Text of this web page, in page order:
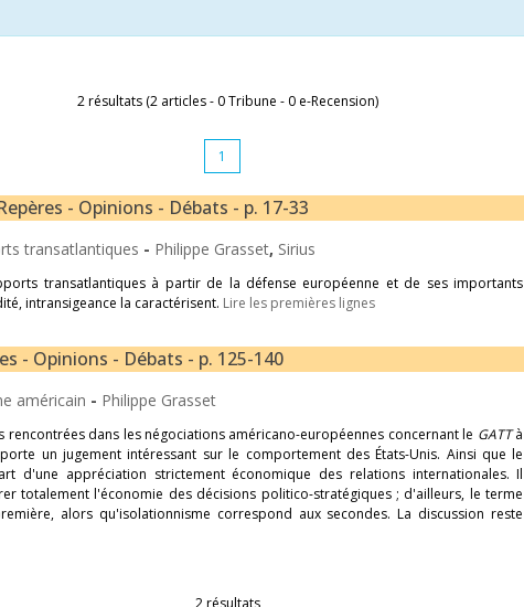
2 résultats (2 articles - 0 Tribune - 0 e-Recension)
1
- Opinions - Débats - p. 17-33
transatlantiques - Philippe Grasset, Sirius
transatlantiques à partir de la défense européenne et de ses importants
intransigeance la caractérisent. Lire les premières lignes
- Opinions - Débats - p. 125-140
américain - Philippe Grasset
dans les négociations américano-européennes concernant le GATTà
un jugement intéressant sur le comportement des États-Unis. Ainsi que le
d'une appréciation strictement économique des relations internationales. Il
totalement l'économie des décisions politico-stratégiques ; d'ailleurs, le terme
alors qu'isolationnisme correspond aux secondes. La discussion reste
2 résultats